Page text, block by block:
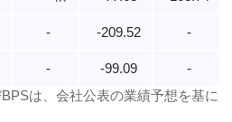
- -209.52
-
- -99.09
-
は、会社公表の業績予想を基に